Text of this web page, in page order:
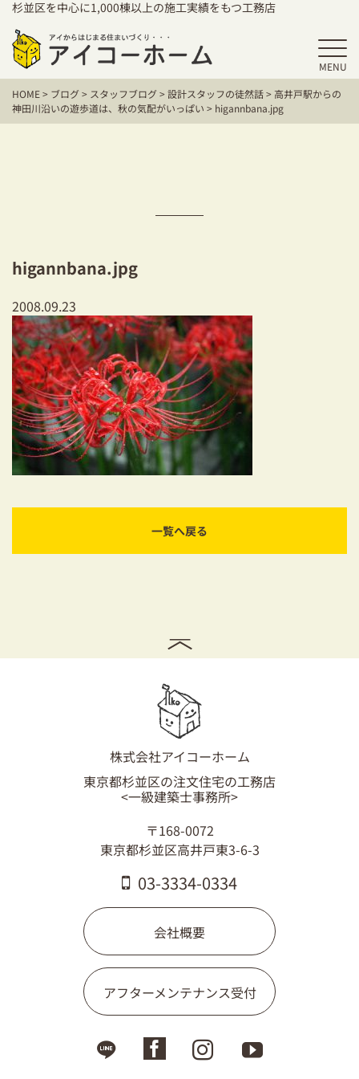
杉並区を中心に1,000棟以上の施工実績をもつ工務店
MENU
HOME
アイコーホームの家づくり
保証／アフターサポート
建て替えをお考えの方
耐震対策も安心の家づくり
リフォーム・リノベーションをお考えの方
必見！土地からお探しの方へ
ショールーム
お知らせ
03-3334-0334
HOME> ブログ> スタッフブログ>設計スタッフの徒然話>高井戸駅からの
神田川沿いの遊歩道は、秋の気配がいっぱい > higannbana.jpg
higannbana.jpg
2008.09.23
一覧へ戻る
株式会社アイコーホーム
東京都杉並区の注文住宅の工務店
<一級建築士事務所>
〒168-0072
東京都杉並区高井戸東3-6-3
03-3334-0334
会社概要
アフターメンテナンス受付